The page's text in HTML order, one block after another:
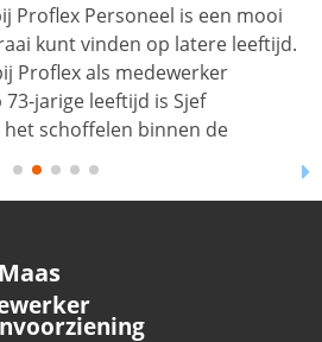
Proflex Personeel is een mooi
kunt vinden op latere leeftijd.
Proflex als medewerker
jarige leeftijd is Sjef
schoffelen binnen de